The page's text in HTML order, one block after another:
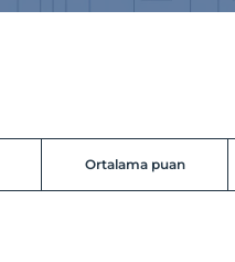
Ortalama puan